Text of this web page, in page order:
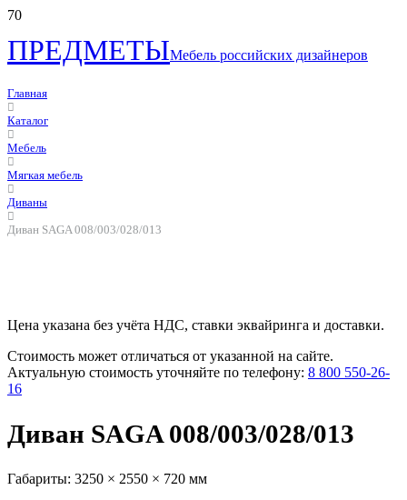
ПРЕДМЕТЫМебель российских дизайнеров
Главная
Каталог
Мебель
Мягкая мебель
Диваны
Диван SAGA 008/003/028/013
Цена указана без учёта НДС, ставки эквайринга и доставки.
Стоимость может отличаться от указанной на сайте.
Актуальную стоимость уточняйте по телефону: 8 800 550-26-
16
Диван SAGA 008/003/028/013
Габариты: 3250 × 2550 × 720 мм